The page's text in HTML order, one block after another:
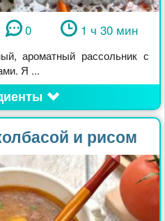
0 1 ч 30 мин
ароматный рассольник с
Я ...
и рисом